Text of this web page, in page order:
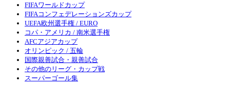
FIFAワールドカップ
FIFAコンフェデレーションズカップ
UEFA欧州選手権 / EURO
コパ・アメリカ / 南米選手権
AFCアジアカップ
オリンピック / 五輪
国際親善試合・親善試合
その他のリーグ・カップ戦
スーパーゴール集